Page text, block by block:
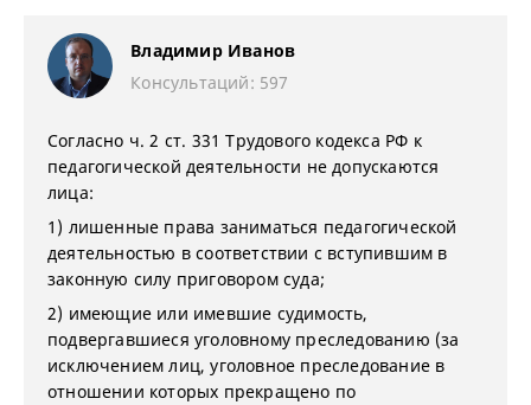
Владимир Иванов
Консультаций: 597
Согласно ч. 2 ст. 331 Трудового кодекса РФ к
педагогической деятельности не допускаются
лица:
1) лишенные права заниматься педагогической
деятельностью в соответствии с вступившим в
законную силу приговором суда;
2) имеющие или имевшие судимость,
подвергавшиеся уголовному преследованию (за
исключением лиц, уголовное преследование в
отношении которых прекращено по